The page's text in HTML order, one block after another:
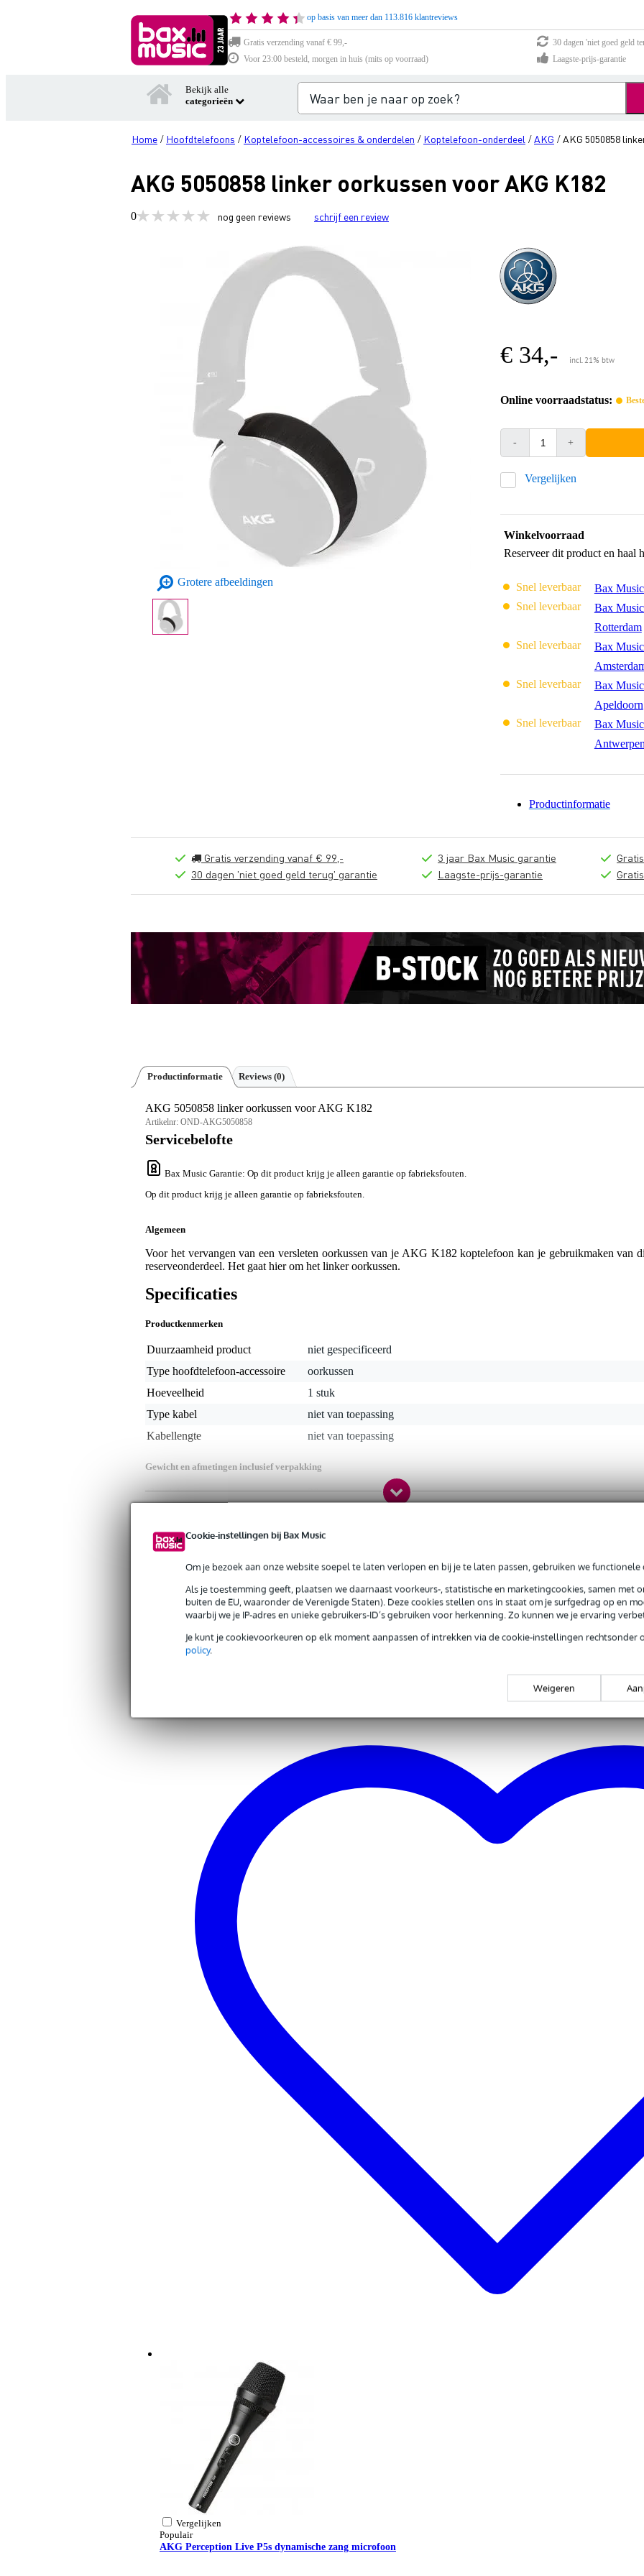
Cookie-instellingen bij Bax Music
Om je bezoek aan onze website soepel te laten verlopen en bij je te laten passen, gebruiken we functionele
Als je toestemming geeft, plaatsen we daarnaast voorkeurs-, statistische en marketingcookies, samen met
buiten de EU, waaronder de Verenigde Staten). Deze cookies stellen ons in staat om je surfgedrag op en
waarbij we je IP-adres en unieke gebruikers-ID’s gebruiken voor herkenning. Zo kunnen we je ervaring
Je kunt je cookievoorkeuren op elk moment aanpassen of intrekken via de cookie-instellingen rechtsonder
policy.
Weigeren
op basis van meer dan 113.816 klantreviews
Gratis verzending vanaf € 99,-
30 dagen 'niet goed geld
Voor 23:00 besteld, morgen in huis (mits op voorraad)
Laagste-prijs-garantie
Bekijk alle
categorieën
Home / Hoofdtelefoons / Koptelefoon-accessoires & onderdelen / Koptelefoon-onderdeel /AKG /AKG 5050858
AKG 5050858 linker oorkussen voor AKG K182
0 nog geen reviews schrijf een review
Grotere afbeeldingen
€ 34,- incl. 21% btw
Online voorraadstatus:
- +
Vergelijken
Winkelvoorraad
Reserveer dit product en haal
Snel leverbaar Bax
Snel leverbaar
Bax
Rotterdam
Snel leverbaar
Bax
Snel leverbaar
Bax
Apeldoorn
Snel leverbaar
Bax
Antwerpen
Productinformatie
Gratis verzending vanaf € 99,-
30 dagen 'niet goed geld terug' garantie
3 jaar Bax Music garantie
Laagste-prijs-garantie
Productinformatie Reviews (0)
AKG 5050858 linker oorkussen voor AKG K182
Artikelnr: OND-AKG5050858
Servicebelofte
Bax Music Garantie: Op dit product krijg je alleen garantie op fabrieksfouten.
Op dit product krijg je alleen garantie op fabrieksfouten.
Algemeen
Voor het vervangen van een versleten oorkussen van je AKG K182 koptelefoon kan je gebruikmaken van
reserveonderdeel. Het gaat hier om het linker oorkussen.
Specificaties
Productkenmerken
Duurzaamheid product
niet gespecificeerd
Type hoofdtelefoon-accessoire
oorkussen
Hoeveelheid
1 stuk
Type kabel
niet van toepassing
Kabellengte
niet van toepassing
Gewicht en afmetingen inclusief verpakking
Gewicht(incl. verpakking)
20 gr
Andere producten van AKG
Zoek alle producten van het merk AKG
Vergelijken
Populair
AKG Perception Live P5s dynamische zang microfoon